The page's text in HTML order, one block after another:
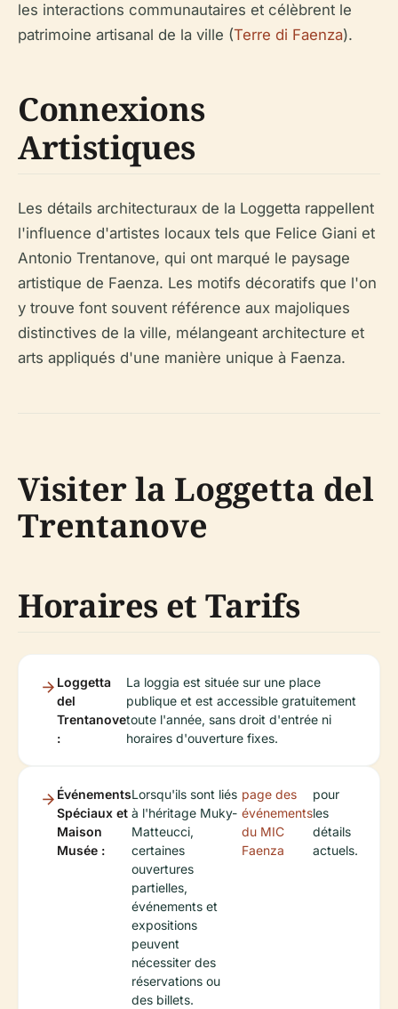
les interactions communautaires et célèbrent le
patrimoine artisanal de la ville (Terre di Faenza).
Connexions
Artistiques
Les détails architecturaux de la Loggetta rappellent
l'influence d'artistes locaux tels que Felice Giani et
Antonio Trentanove, qui ont marqué le paysage
artistique de Faenza. Les motifs décoratifs que l'on
y trouve font souvent référence aux majoliques
distinctives de la ville, mélangeant architecture et
arts appliqués d'une manière unique à Faenza.
Visiter la Loggetta del
Trentanove
Horaires et Tarifs
Loggetta
del
Trentanove
:
La loggia est située sur une place
publique et est accessible gratuitement
toute l'année, sans droit d'entrée ni
horaires d'ouverture fixes.
Événements
Spéciaux et
Maison
Musée :
Lorsqu'ils sont liés
à l'héritage Muky-
Matteucci,
certaines
ouvertures
partielles,
événements et
expositions
peuvent
nécessiter des
réservations ou
des billets.
page des
événements
du MIC
Faenza
pour
les
détails
actuels.